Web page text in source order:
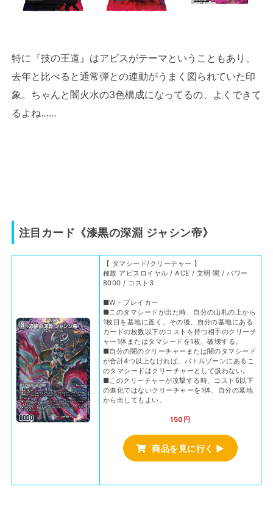
特に『技の王道』はアビスがテーマということもあり、
去年と比べると通常弾との連動がうまく図られていた印
象。ちゃんと闇火水の3色構成になってるの、よくできて
るよね……
注目カード《漆黒の深淵 ジャシン帝》
【 タマシード/クリーチャー 】
種族 アビスロイヤル / ACE / 文明 闇 / パワー
8000 / コスト3
■W・ブレイカー
■このタマシードが出た時、自分の山札の上から
1枚目を墓地に置く。その後、自分の墓地にある
カードの枚数以下のコストを持つ相手のクリーチ
ャー1体またはタマシードを1枚、破壊する。
■自分の闇のクリーチャーまたは闇のタマシード
が合計4つ以上なければ、バトルゾーンにあるこ
のタマシードはクリーチャーとして扱わない。
■このクリーチャーが攻撃する時、コスト6以下
の進化ではないクリーチャーを1体、自分の墓地
から出してもよい。
150円
商品を見に行く ▶